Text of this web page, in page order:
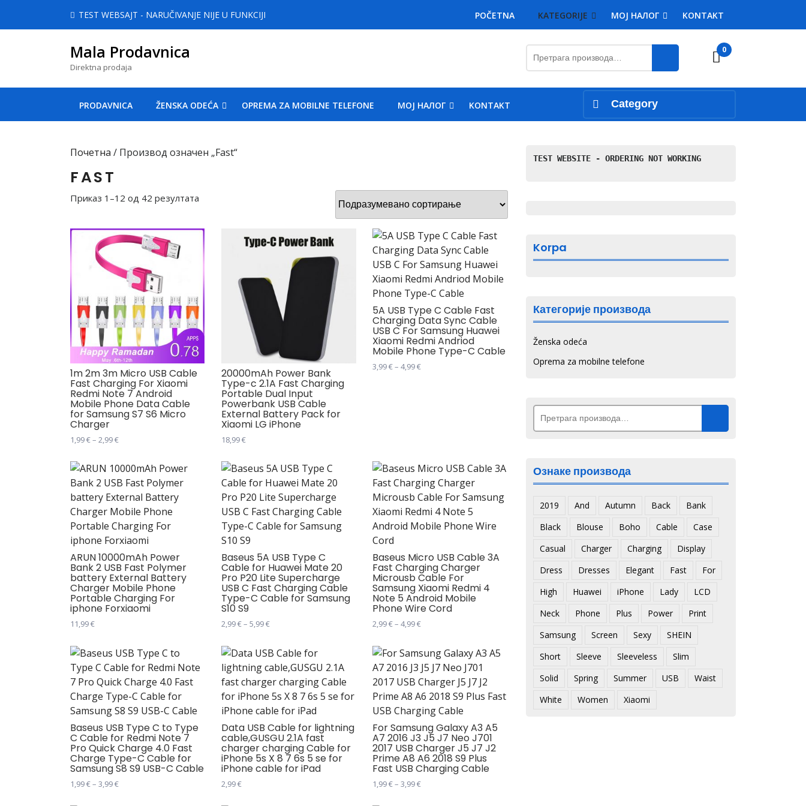
TEST WEBSAJT - NARUČIVANJE NIJE U FUNKCIJI POČETNA KATEGORIJE MOJ НАЛОГ KONTAKT
Mala Prodavnica
Direktna prodaja
Cart
0
PRODAVNICA ŽENSKA ODEĆA OPREMA ZA MOBILNE TELEFONE MOJ НАЛОГ KONTAKT Category
Почетна / Производ oзначен „Fast“
FAST
Приказ 1–12 од 42 резултата
1m 2m 3m Micro USB Cable
Fast Charging For Xiaomi
Redmi Note 7 Android
Mobile Phone Data Cable
for Samsung S7 S6 Micro
Charger
1,99€– 2,99€Распон
1,99 €
до
2,99 €
производ
има
више
варијанти.
Опције
могу
бити
изабране
на
страници
производа.
20000mAh Power Bank
Type-c 2.1A Fast Charging
Portable Dual Input
Powerbank USB Cable
External Battery Pack for
Xiaomi LG iPhone
18,99€
производ
има
више
варијанти.
Опције
могу
бити
изабране
на
страници
производа.
5A USB Type C Cable Fast
Charging Data Sync Cable
USB C For Samsung Huawei
Xiaomi Redmi Andriod
Mobile Phone Type-C Cable
3,99€– 4,99€Распон
могу
бити
изабране
на
страници
производа.
ARUN 10000mAh Power
Bank 2 USB Fast Polymer
battery External Battery
Charger Mobile Phone
Portable Charging For
iphone Forxiaomi
11,99€
производ
има
више
варијанти.
Опције
могу
бити
изабране
на
страници
Baseus 5A USB Type C
Cable for Huawei Mate 20
Pro P20 Lite Supercharge
USB C Fast Charging Cable
Type-C Cable for Samsung
S10 S9
2,99€– 5,99€Распон
2,99 €
до
5,99 €
производ
има
више
варијанти.
Опције
могу
бити
изабране
на
страници
Baseus Micro USB Cable 3A
Fast Charging Charger
Microusb Cable For
Samsung Xiaomi Redmi 4
Note 5 Android Mobile
Phone Wire Cord
2,99€– 4,99€Распон
2,99 €
до
4,99 €
производ
има
више
варијанти.
Опције
могу
бити
изабране
на
страници
Baseus USB Type C to Type
C Cable for Redmi Note 7
Pro Quick Charge 4.0 Fast
Charge Type-C Cable for
Samsung S8 S9 USB-C Cable
1,99€– 3,99€Распон
Data USB Cable for lightning
cable,GUSGU 2.1A fast
charger charging Cable for
iPhone 5s X 8 7 6s 5 se for
iPhone cable for iPad
2,99€
For Samsung Galaxy A3 A5
A7 2016 J3 J5 J7 Neo J701
2017 USB Charger J5 J7 J2
Prime A8 A6 2018 S9 Plus
Fast USB Charging Cable
1,99€– 3,99€Распон
TEST WEBSITE - ORDERING NOT WORKING
Korpa
Категорије производа
Ženska odeća
Oprema za mobilne telefone
Претрага
Ознаке производа
2019 And Autumn Back
Bank
Black
Blouse Boho Cable
Case
Casual
Charger Charging
Display
Dress
Dresses Elegant Fast
For
High
Huawei iPhone Lady
LCD
Neck
Phone Plus Power
Print
Samsung
Screen Sexy
SHEIN
Short
Sleeve Sleeveless
Slim
Solid
Spring Summer USB
Waist
White
Women Xiaomi